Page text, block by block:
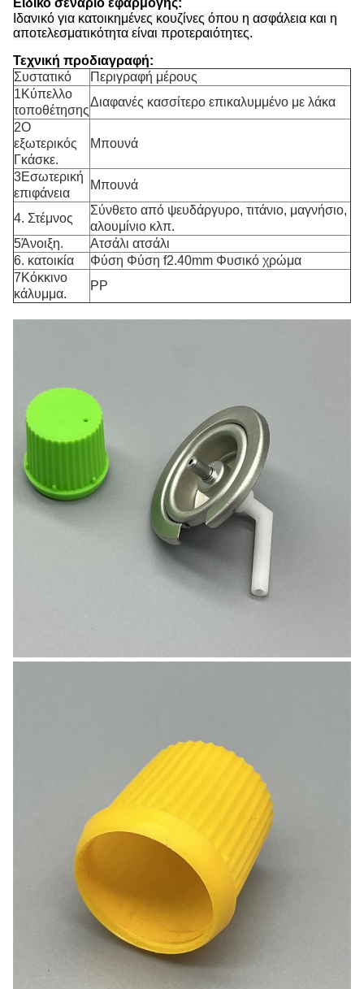
Ειδικό σενάριο εφαρμογής:
Ιδανικό για κατοικημένες κουζίνες όπου η ασφάλεια και η
αποτελεσματικότητα είναι προτεραιότητες.
Τεχνική προδιαγραφή:
Συστατικό
Περιγραφή μέρους
1Κύπελλο
τοποθέτησης
Διαφανές κασσίτερο επικαλυμμένο με λάκα
2Ο
εξωτερικός
Γκάσκε.
Μπουνά
3Εσωτερική
επιφάνεια
Μπουνά
4. Στέμνος
Σύνθετο από ψευδάργυρο, τιτάνιο, μαγνήσιο,
αλουμίνιο κλπ.
5Άνοιξη.
Ατσάλι ατσάλι
6. κατοικία
Φύση Φύση f2.40mm Φυσικό χρώμα
7Κόκκινο
κάλυμμα.
PP